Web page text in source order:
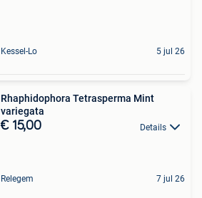
Kessel-Lo 5 jul 26
Rhaphidophora Tetrasperma Mint
variegata
€ 15,00 Details
Relegem 7 jul 26